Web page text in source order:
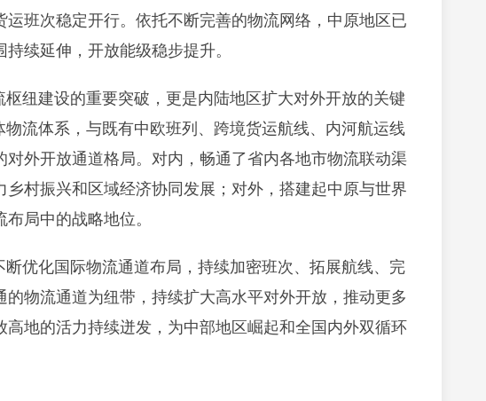
班次稳定开行。依托不断完善的物流网络，中原地区已
续延伸，开放能级稳步提升。
纽建设的重要突破，更是内陆地区扩大对外开放的关键
流体系，与既有中欧班列、跨境货运航线、内河航运线
外开放通道格局。对内，畅通了省内各地市物流联动渠
村振兴和区域经济协同发展；对外，搭建起中原与世界
局中的战略地位。
优化国际物流通道布局，持续加密班次、拓展航线、完
物流通道为纽带，持续扩大高水平对外开放，推动更多
地的活力持续迸发，为中部地区崛起和全国内外双循环